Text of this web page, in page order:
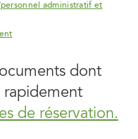
administratif et
dont
rapidement
de réservation.